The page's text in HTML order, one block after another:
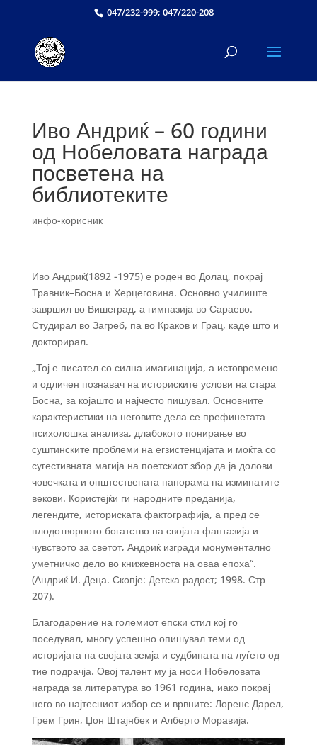
047/232-999; 047/220-208
Иво Андриќ – 60 години
од Нобеловата награда
посветена на
библиотеките
инфо-корисник
Иво Андриќ(1892 -1975) е роден во Долац, покрај
Травник–Босна и Херцеговина. Основно училиште
завршил во Вишеград, а гимназија во Сараево.
Студирал во Загреб, па во Краков и Грац, каде што и
докторирал.
„Тој е писател со силна имагинација, а истовремено
и одличен познавач на историските услови на стара
Босна, за којашто и најчесто пишувал. Основните
карактеристики на неговите дела се префинетата
психолошка анализа, длабокото понирање во
суштинските проблеми на егзистенцијата и моќта со
сугестивната магија на поетскиот збор да ја долови
човечката и општествената панорама на изминатите
векови. Користејќи ги народните преданија,
легендите, историската фактографија, а пред се
плодотворното богатство на својата фантазија и
чувството за светот, Андриќ изгради монументално
уметничко дело во книжевноста на оваа епоха“.
(Андриќ И. Деца. Скопје: Детска радост; 1998. Стр
207).
Благодарение на големиот епски стил кој го
поседувал, многу успешно опишувал теми од
историјата на својата земја и судбината на луѓето од
тие подрачја. Овој талент му ја носи Нобеловата
награда за литература во 1961 година, иако покрај
него во најтесниот избор се и врвните: Лоренс Дарел,
Грем Грин, Џон Штајнбек и Алберто Моравија.